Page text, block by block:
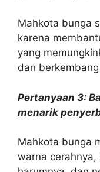
Mahkota bunga
karena
yang
dan
Pertanyaan 3:
menarik
Mahkota bunga
warna